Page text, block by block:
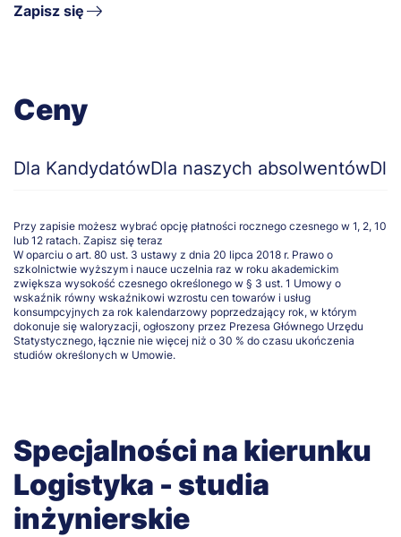
Zapisz się
Ceny
Dla KandydatówDla naszych absolwentów
Przy zapisie możesz wybrać opcję płatności rocznego czesnego w 1, 2, 10
lub 12 ratach. Zapisz się teraz
W oparciu o art. 80 ust. 3 ustawy z dnia 20 lipca 2018 r. Prawo o
szkolnictwie wyższym i nauce uczelnia raz w roku akademickim
zwiększa wysokość czesnego określonego w § 3 ust. 1 Umowy o
wskaźnik równy wskaźnikowi wzrostu cen towarów i usług
konsumpcyjnych za rok kalendarzowy poprzedzający rok, w którym
dokonuje się waloryzacji, ogłoszony przez Prezesa Głównego Urzędu
Statystycznego, łącznie nie więcej niż o 30 % do czasu ukończenia
studiów określonych w Umowie.
Specjalności na kierunku
Logistyka - studia
inżynierskie